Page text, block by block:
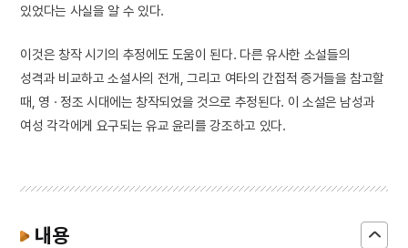
있었다는 사실을 알 수 있다.
이것은 창작 시기의 추정에도 도움이 된다. 다른 유사한 소설들의
성격과 비교하고 소설사의 전개, 그리고 여타의 간접적 증거들을 참고할
때, 영 · 정조 시대에는 창작되었을 것으로 추정된다. 이 소설은 남성과
여성 각각에게 요구되는 유교 윤리를 강조하고 있다.
내용